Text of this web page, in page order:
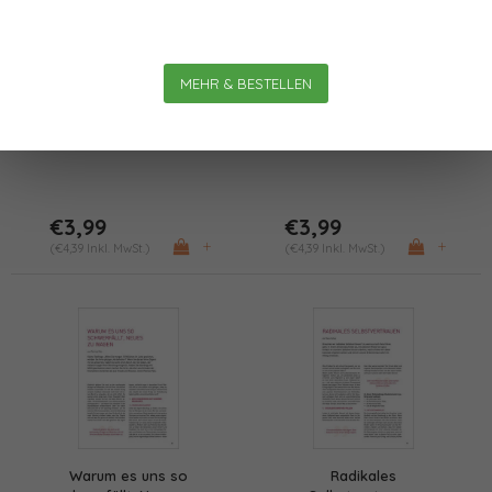
MEHR & BESTELLEN
€3,99
(€4,39 Inkl. MwSt.) +
€3,99
(€4,39 Inkl. MwSt.) +
Warum es uns so
Radikales